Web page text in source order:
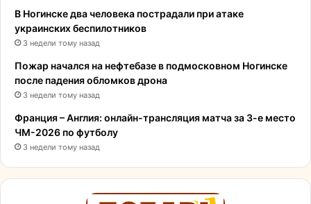
В Ногинске два человека пострадали при атаке
украинских беспилотников
3 недели тому назад
Пожар начался на нефтебазе в подмосковном Ногинске
после падения обломков дрона
3 недели тому назад
Франция – Англия: онлайн-трансляция матча за 3-е место
ЧМ-2026 по футболу
3 недели тому назад